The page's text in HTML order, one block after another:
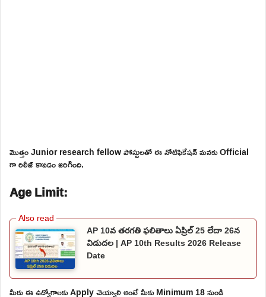
మొత్తం Junior research fellow పోస్టులతో ఈ నోటిఫికేషన్ మనకు Official
గా రిలీజ్ కావడం జరిగింది.
Age Limit:
AP 10వ తరగతి ఫలితాలు ఏప్రిల్ 25 లేదా 26న
విడుదల | AP 10th Results 2026 Release
Date
మీరు ఈ ఉద్యోగాలకు Apply చెయ్యాలి అంటే మీకు Minimum 18 నుండి